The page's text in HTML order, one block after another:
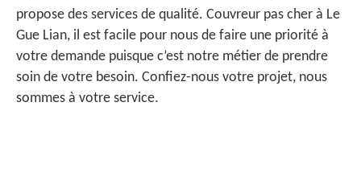
propose des services de qualité. Couvreur pas cher à Le
Gue Lian, il est facile pour nous de faire une priorité à
votre demande puisque c’est notre métier de prendre
soin de votre besoin. Confiez-nous votre projet, nous
sommes à votre service.